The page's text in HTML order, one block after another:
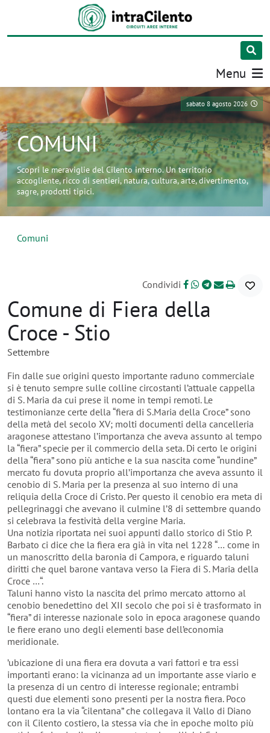
Menu
sabato 8 agosto 2026
COMUNI
Scopri le meraviglie del Cilento interno. Un territorio
accogliente, ricco di sentieri, natura, cultura, arte, divertimento,
sagre, prodotti tipici.
Comuni
Condividi
Comune di Fiera della
Croce - Stio
Settembre
Fin dalle sue origini questo importante raduno commerciale
si è tenuto sempre sulle colline circostanti l’attuale cappella
di S. Maria da cui prese il nome in tempi remoti. Le
testimonianze certe della “fiera di S.Maria della Croce” sono
della metà del secolo XV; molti documenti della cancelleria
aragonese attestano l’importanza che aveva assunto al tempo
la “fiera” specie per il commercio della seta. Di certo le origini
della “fiera” sono più antiche e la sua nascita come “nundine”
mercato fu dovuta proprio all’importanza che aveva assunto il
cenobio di S. Maria per la presenza al suo interno di una
reliquia della Croce di Cristo. Per questo il cenobio era meta di
pellegrinaggi che avevano il culmine l’8 di settembre quando
si celebrava la festività della vergine Maria.
Una notizia riportata nei suoi appunti dallo storico di Stio P.
Barbato ci dice che la fiera era già in vita nel 1228 “… come in
un manoscritto della baronia di Campora, e riguardo taluni
diritti che quel barone vantava verso la Fiera di S. Maria della
Croce …“.
Taluni hanno visto la nascita del primo mercato attorno al
cenobio benedettino del XII secolo che poi si è trasformato in
“fiera” di interesse nazionale solo in epoca aragonese quando
le fiere erano uno degli elementi base dell’economia
meridionale.
’ubicazione di una fiera era dovuta a vari fattori e tra essi
importanti erano: la vicinanza ad un importante asse viario e
la presenza di un centro di interesse regionale; entrambi
questi due elementi sono presenti per la nostra fiera. Poco
lontano era la via “cilentana” che collegava il Vallo di Diano
con il Cilento costiero, la stessa via che in epoche molto più